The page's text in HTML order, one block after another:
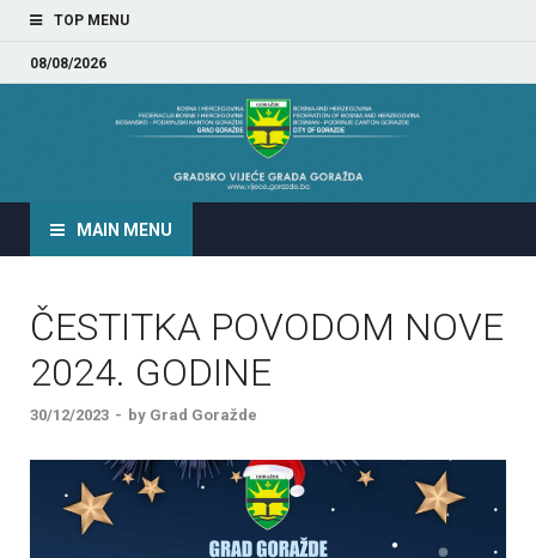
TOP MENU
08/08/2026
GRADSKO VIJEĆE GRADA
MAIN MENU
ČESTITKA POVODOM NOVE
2024. GODINE
30/12/2023 - by Grad Goražde